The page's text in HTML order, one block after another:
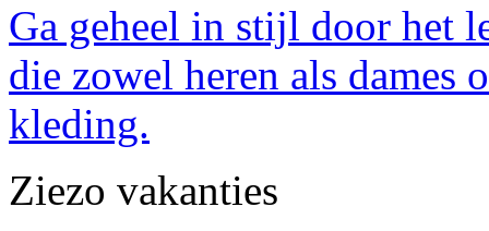
Ga geheel in stijl door het
die zowel heren als
kleding.
Ziezo vakanties